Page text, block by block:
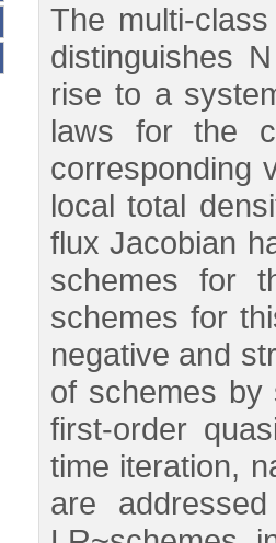
The multi-
distinguishes
rise to a
laws for the
corresponding
local total
flux Jacobian
schemes for
schemes for
negative and
of schemes by
first-order
time iteration,
are